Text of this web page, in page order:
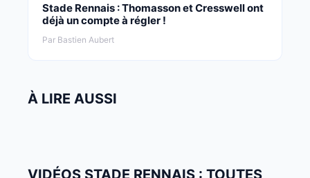
Stade Rennais : Thomasson et Cresswell ont
déjà un compte à régler !
Par Bastien Aubert
À LIRE AUSSI
VIDÉOS STADE RENNAIS : TOUTES